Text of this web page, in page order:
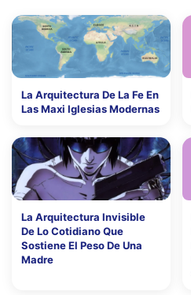
La Arquitectura De La Fe En
Las Maxi Iglesias Modernas
La Arquitectura Invisible
De Lo Cotidiano Que
Sostiene El Peso De Una
Madre